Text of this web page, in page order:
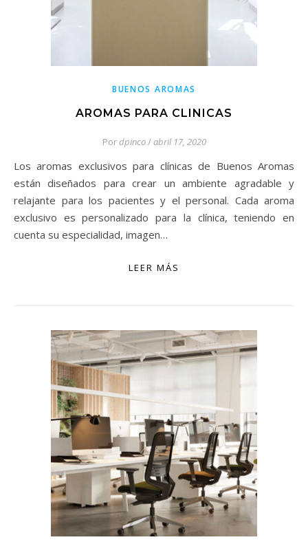
BUENOS AROMAS
AROMAS PARA CLINICAS
Pordpinco/abril 17, 2020
Los aromas exclusivos para clínicas de Buenos Aromas
están diseñados para crear un ambiente agradable y
relajante para los pacientes y el personal. Cada aroma
exclusivo es personalizado para la clínica, teniendo en
cuenta su especialidad, imagen…
LEER MÁS